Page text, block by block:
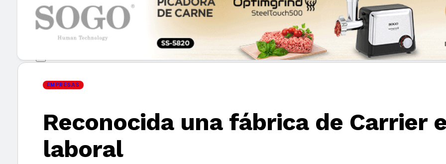
GUÍA DE COMPRA
NUEVOS PRODUCTOS
CONSEJOS TECH
MERCADOS Y TENDENCIAS
HEMEROTECA
Encuentra tu noticia
EMPRESAS
Reconocida una fábrica de Carrier
laboral